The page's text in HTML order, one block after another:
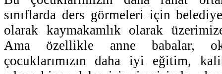
sınıflarda ders görmeleri için
olarak kaymakamlık olarak
Ama özellikle anne babalar,
çocuklarımızın daha iyi eğitim,